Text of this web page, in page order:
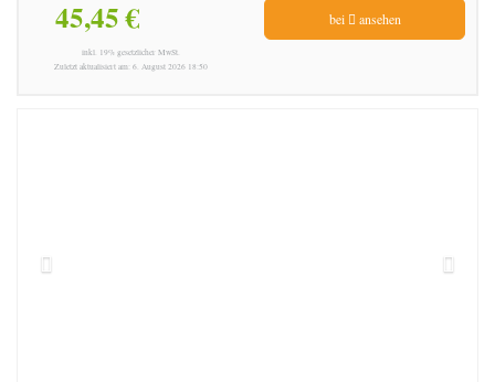
45,45 €
inkl. 19% gesetzlicher MwSt.
Zuletzt aktualisiert am: 6. August 2026 18:50
bei ansehen